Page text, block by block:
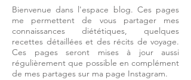
Bienvenue dans l'espace blog. Ces pages
me permettent de vous partager mes
connaissances diététiques, quelques
recettes détaillées et des récits de voyage.
Ces pages seront mises à jour aussi
régulièrement que possible en complément
de mes partages sur ma page Instagram.